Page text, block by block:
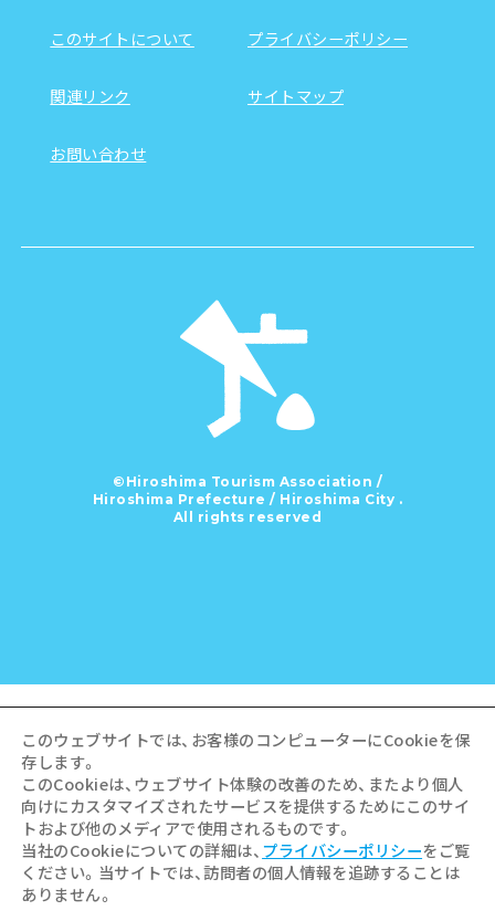
このサイトについて プライバシーポリシー
関連リンク サイトマップ
お問い合わせ
©Hiroshima Tourism Association /
Hiroshima Prefecture / Hiroshima City .
All rights reserved
このウェブサイトでは、お客様のコンピューターにCookieを保
存します。
このCookieは、ウェブサイト体験の改善のため、またより個人
向けにカスタマイズされたサービスを提供するためにこのサイ
トおよび他のメディアで使用されるものです。
当社のCookieについての詳細は、 プライバシーポリシーをご覧
ください。当サイトでは、訪問者の個人情報を追跡することは
ありません。